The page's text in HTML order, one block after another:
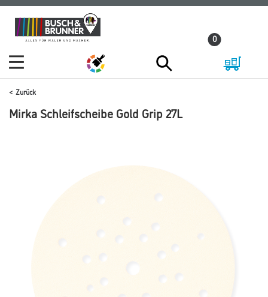
Zum
Inhalt
Zum
Navigationsmenü
0
Zurück
Mirka Schleifscheibe Gold Grip 27L